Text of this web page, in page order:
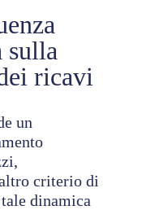
sulla
ricavi
un
criterio di
dinamica